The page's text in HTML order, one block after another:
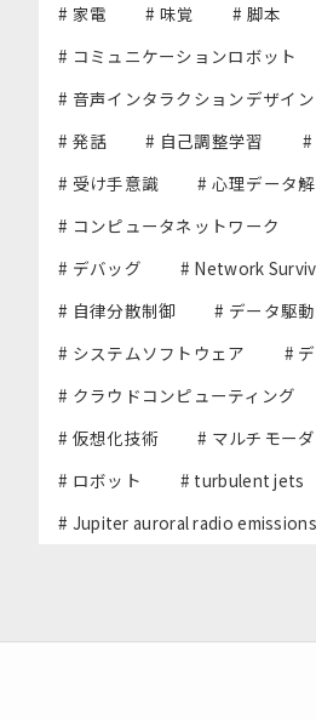
# 家電
# 味覚 # 脚本
# コミュニケーションロボット
# 音声インタラクションデザイン
# 発話
# 自己調整学習 #
# 受け手意識
# 心理データ
# コンピュータネットワーク
# デバッグ
# Network
# 自律分散制御
# データ駆
# システムソフトウェア
#
# クラウドコンピューティング
# 仮想化技術
# マルチモー
# ロボット
# turbulent jets
# Jupiter auroral radio emissions